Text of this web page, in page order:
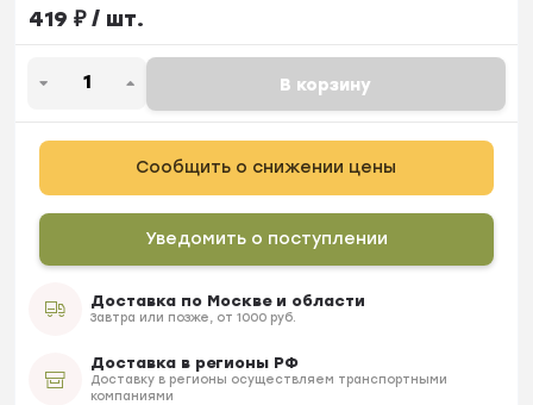
419 ₽/ шт.
В корзину
Сообщить о снижении цены
Уведомить о поступлении
Доставка по Москве и области
Завтра или позже, от 1000 руб.
Доставка в регионы РФ
Доставку в регионы осуществляем транспортными
компаниями